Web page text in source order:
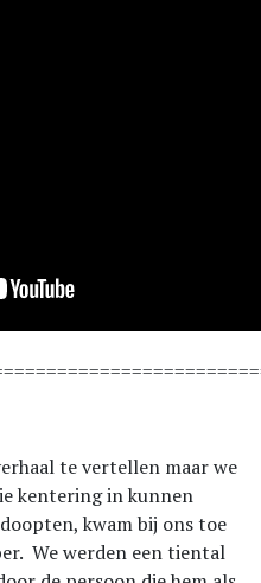
te vertellen maar we
kentering in kunnen
kwam bij ons toe
We werden een tiental